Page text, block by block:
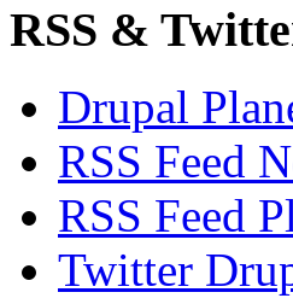
RSS &
Drupal
RSS Feed
RSS Feed
Twitter